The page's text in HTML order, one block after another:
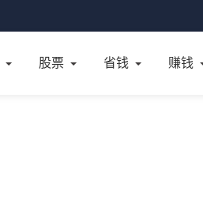
股票 省钱 赚钱